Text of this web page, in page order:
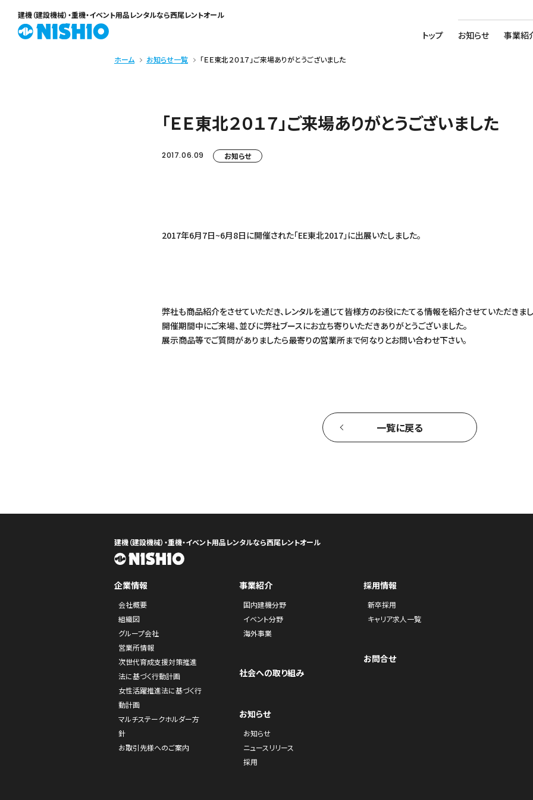
建機（建設機械）・重機・イベント用品レンタルなら西尾レントオール
トップ お知らせ 事業紹
ホーム お知らせ一覧 「ＥＥ東北２０１７」ご来場ありがとうございました
「ＥＥ東北２０１７」ご来場ありがとうございました
2017.06.09 お知らせ
2017年6月7日~6月8日に開催された「EE東北2017」に出展いたしました。
弊社も商品紹介をさせていただき、レンタルを通じて皆様方のお役にたてる情報を紹介させていただきまし
開催期間中にご来場、並びに弊社ブースにお立ち寄りいただきありがとうございました。
展示商品等でご質問がありましたら最寄りの営業所まで何なりとお問い合わせ下さい。
一覧に戻る
建機（建設機械）・重機・イベント用品レンタルなら西尾レントオール
企業情報
会社概要
組織図
グループ会社
営業所情報
次世代育成支援対策推進
法に基づく行動計画
女性活躍推進法に基づく行
動計画
マルチステークホルダー方
針
お取引先様へのご案内
事業紹介
国内建機分野
イベント分野
海外事業
社会への取り組み
お知らせ
お知らせ
ニュースリリース
採用
採用情報
新卒採用
キャリア求人一覧
お問合せ